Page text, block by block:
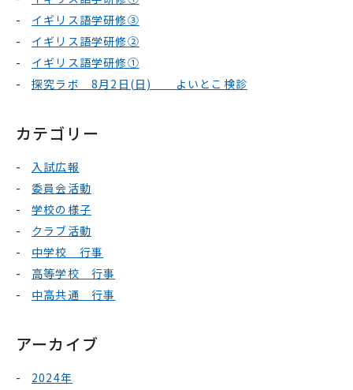
イギリス語学研修③
イギリス語学研修②
イギリス語学研修①
探究ラボ 8月2日(日) よいとこ検診
カテゴリー
入試広報
委員会活動
学校の様子
クラブ活動
中学校 行事
高等学校 行事
中高共通 行事
アーカイブ
2024年